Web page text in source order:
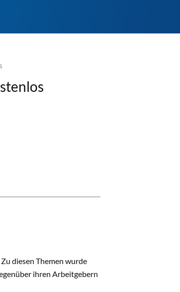
diesen Themen wurde
ihren Arbeitgebern